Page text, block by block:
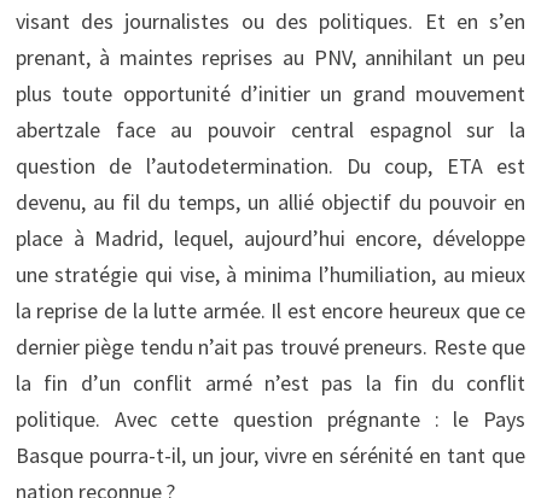
visant des journalistes ou des politiques. Et en s’en
prenant, à maintes reprises au PNV, annihilant un peu
plus toute opportunité d’initier un grand mouvement
abertzale face au pouvoir central espagnol sur la
question de l’autodetermination. Du coup, ETA est
devenu, au fil du temps, un allié objectif du pouvoir en
place à Madrid, lequel, aujourd’hui encore, développe
une stratégie qui vise, à minima l’humiliation, au mieux
la reprise de la lutte armée. Il est encore heureux que ce
dernier piège tendu n’ait pas trouvé preneurs. Reste que
la fin d’un conflit armé n’est pas la fin du conflit
politique. Avec cette question prégnante : le Pays
Basque pourra-t-il, un jour, vivre en sérénité en tant que
nation reconnue ?